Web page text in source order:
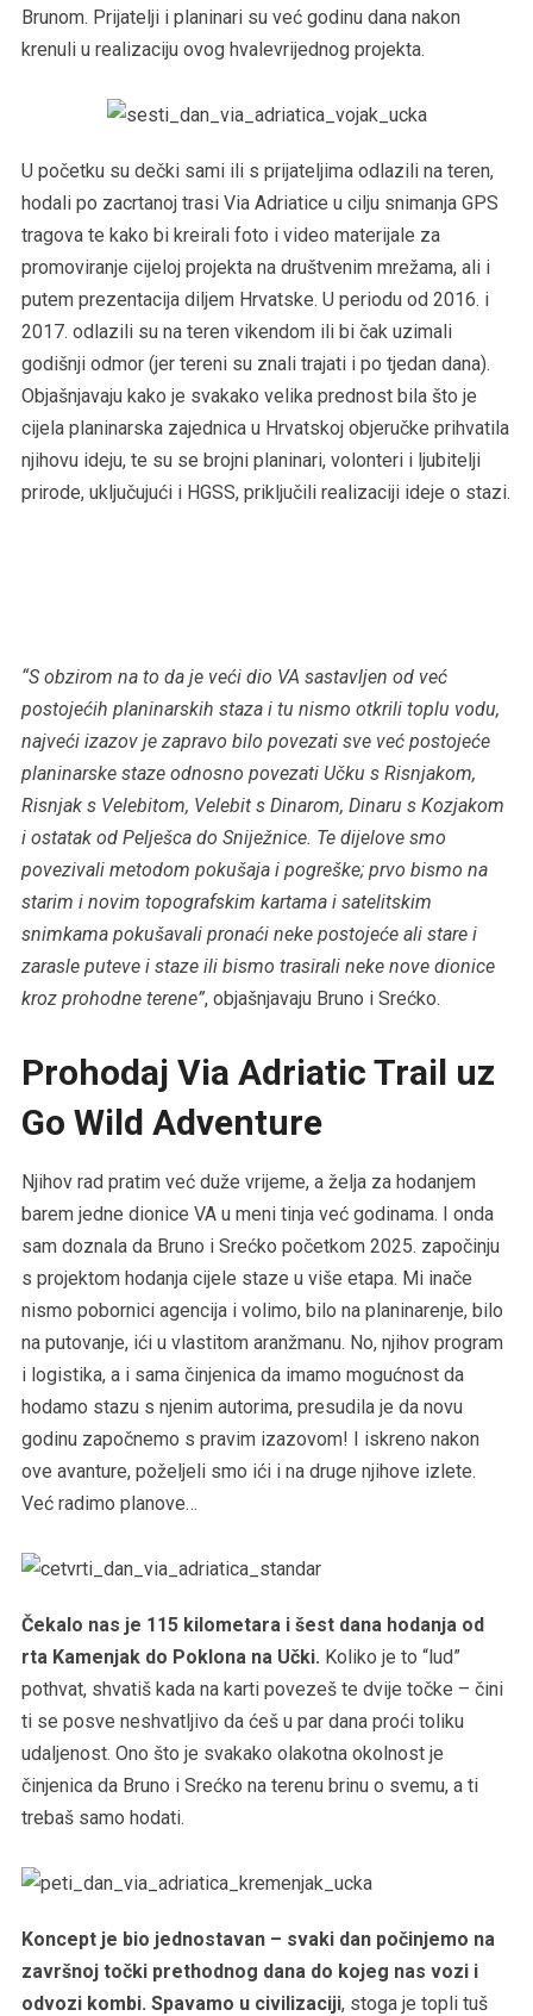
Brunom. Prijatelji i planinari su već godinu dana nakon
krenuli u realizaciju ovog hvalevrijednog projekta.
U početku su dečki sami ili s prijateljima odlazili na teren,
hodali po zacrtanoj trasi Via Adriatice u cilju snimanja GPS
tragova te kako bi kreirali foto i video materijale za
promoviranje cijeloj projekta na društvenim mrežama, ali i
putem prezentacija diljem Hrvatske. U periodu od 2016. i
2017. odlazili su na teren vikendom ili bi čak uzimali
godišnji odmor (jer tereni su znali trajati i po tjedan dana).
Objašnjavaju kako je svakako velika prednost bila što je
cijela planinarska zajednica u Hrvatskoj objeručke prihvatila
njihovu ideju, te su se brojni planinari, volonteri i ljubitelji
prirode, uključujući i HGSS, priključili realizaciji ideje o stazi.
“S obzirom na to da je veći dio VA sastavljen od već
postojećih planinarskih staza i tu nismo otkrili toplu vodu,
najveći izazov je zapravo bilo povezati sve već postojeće
planinarske staze odnosno povezati Učku s Risnjakom,
Risnjak s Velebitom, Velebit s Dinarom, Dinaru s Kozjakom
i ostatak od Pelješca do Sniježnice. Te dijelove smo
povezivali metodom pokušaja i pogreške; prvo bismo na
starim i novim topografskim kartama i satelitskim
snimkama pokušavali pronaći neke postojeće ali stare i
zarasle puteve i staze ili bismo trasirali neke nove dionice
kroz prohodne terene”, objašnjavaju Bruno i Srećko.
Prohodaj Via Adriatic Trail uz
Go Wild Adventure
Njihov rad pratim već duže vrijeme, a želja za hodanjem
barem jedne dionice VA u meni tinja već godinama. I onda
sam doznala da Bruno i Srećko početkom 2025. započinju
s projektom hodanja cijele staze u više etapa. Mi inače
nismo pobornici agencija i volimo, bilo na planinarenje, bilo
na putovanje, ići u vlastitom aranžmanu. No, njihov program
i logistika, a i sama činjenica da imamo mogućnost da
hodamo stazu s njenim autorima, presudila je da novu
godinu započnemo s pravim izazovom! I iskreno nakon
ove avanture, poželjeli smo ići i na druge njihove izlete.
Već radimo planove…
Čekalo nas je 115 kilometara i šest dana hodanja od
rta Kamenjak do Poklona na Učki. Koliko je to “lud”
pothvat, shvatiš kada na karti povezeš te dvije točke – čini
ti se posve neshvatljivo da ćeš u par dana proći toliku
udaljenost. Ono što je svakako olakotna okolnost je
činjenica da Bruno i Srećko na terenu brinu o svemu, a ti
trebaš samo hodati.
Koncept je bio jednostavan – svaki dan počinjemo na
završnoj točki prethodnog dana do kojeg nas vozi i
odvozi kombi. Spavamo u civilizaciji, stoga je topli tuš